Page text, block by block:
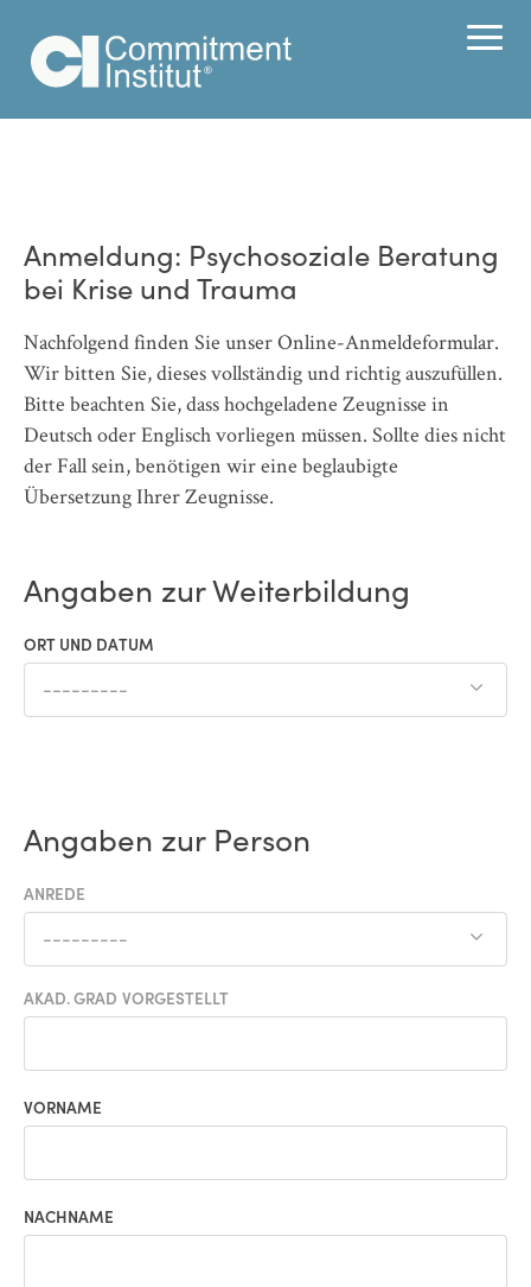
Anmeldung: Psychosoziale Beratung
bei Krise und Trauma
Nachfolgend finden Sie unser Online-Anmeldeformular.
Wir bitten Sie, dieses vollständig und richtig auszufüllen.
Bitte beachten Sie, dass hochgeladene Zeugnisse in
Deutsch oder Englisch vorliegen müssen. Sollte dies nicht
der Fall sein, benötigen wir eine beglaubigte
Übersetzung Ihrer Zeugnisse.
Angaben zur Weiterbildung
ORT UND DATUM
---------
Angaben zur Person
ANREDE
---------
AKAD. GRAD VORGESTELLT
VORNAME
NACHNAME